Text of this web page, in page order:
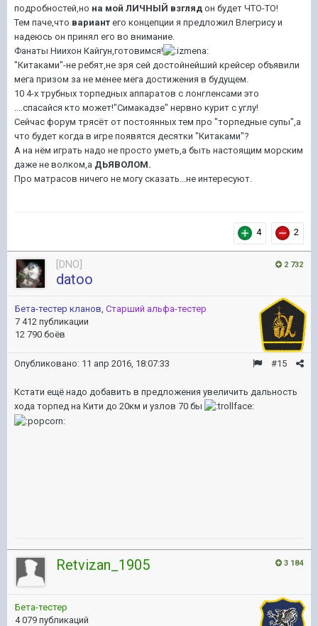
подробностей,но на мой ЛИЧНЫЙ взгляд он будет ЧТО-ТО!
Тем паче,что вариант его концепции я предложил Влегрису и
надеюсь он принял его во внимание.
Фанаты Ниихон Кайгун,готовимся!
"Китаками"-не ребят,не зря сей достойнейший крейсер объявили
мега призом за не менее мега достижения в будущем.
10 4-х трубных торпедных аппаратов с лонгленсами это
....спасайся кто может!"Симакадзе" нервно курит с углу!
Сейчас форум трясёт от постоянных тем про "торпедные супы",а
что будет когда в игре появятся десятки "Китаками"?
А на нём играть надо не просто уметь,а быть настоящим морским
даже не волком,а ДЬЯВОЛОМ.
Про матрасов ничего не могу сказать...не интересуют.
4 2
2 732
[DNO]
datoo
Бета-тестер кланов Старший альфа-тестер
7 412 публикации
12 790 боёв
#15
Опубликовано: 11 апр 2016, 18:07:33
Кстати ещё надо добавить в предложения увеличить дальность
хода торпед на Кити до 20км и узлов 70 бы
3 184
Retvizan_1905
Бета-тестер
4 079 публикаций